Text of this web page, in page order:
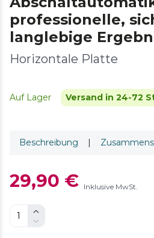
professionelle,
langlebige
Horizontale Platte
Auf Lager Versand in 24-72
Beschreibung |
29,90 € Inklusive MwSt.